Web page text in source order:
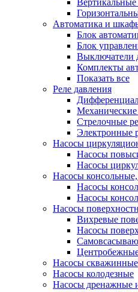
Автоматика и
Блок
Блок
Выключатели
Комплекты
Показать все
Реле давления
Механические
Стрелочные
Электронные
Насосы
Насосы
Насосы
Насосы
Насосы
Насосы
Насосы
Вихревые
Насосы
Насосы скважинные
Насосы колодезные
Насосы дренажные